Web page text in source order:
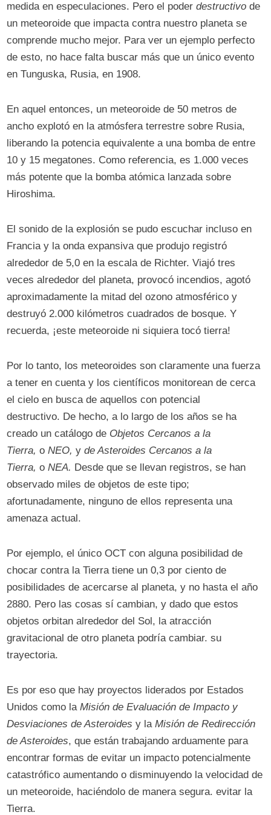
medida en especulaciones. Pero el poderdestructivo de
un meteoroide que impacta contra nuestro planeta se
comprende mucho mejor. Para ver un ejemplo perfecto
de esto, no hace falta buscar más que un único evento
en Tunguska, Rusia, en 1908.
En aquel entonces, un meteoroide de 50 metros de
ancho explotó en la atmósfera terrestre sobre Rusia,
liberando la potencia equivalente a una bomba de entre
10 y 15 megatones. Como referencia, es 1.000 veces
más potente que la bomba atómica lanzada sobre
Hiroshima.
El sonido de la explosión se pudo escuchar incluso en
Francia y la onda expansiva que produjo registró
alrededor de 5,0 en la escala de Richter. Viajó tres
veces alrededor del planeta, provocó incendios, agotó
aproximadamente la mitad del ozono atmosférico y
destruyó 2.000 kilómetros cuadrados de bosque. Y
recuerda, ¡este meteoroide ni siquiera tocó tierra!
Por lo tanto, los meteoroides son claramente una fuerza
a tener en cuenta y los científicos monitorean de cerca
el cielo en busca de aquellos con potencial
destructivo. De hecho, a lo largo de los años se ha
creado un catálogo de Objetos Cercanos a la
Tierra, oNEO, yde Asteroides Cercanos a la
Tierra, oNEA. Desde que se llevan registros, se han
observado miles de objetos de este tipo;
afortunadamente, ninguno de ellos representa una
amenaza actual.
Por ejemplo, el único OCT con alguna posibilidad de
chocar contra la Tierra tiene un 0,3 por ciento de
posibilidades de acercarse al planeta, y no hasta el año
2880. Pero las cosas sí cambian, y dado que estos
objetos orbitan alrededor del Sol, la atracción
gravitacional de otro planeta podría cambiar. su
trayectoria.
Es por eso que hay proyectos liderados por Estados
Unidos como laMisión de Evaluación de Impacto y
Desviaciones de Asteroides y laMisión de Redirección
de Asteroides, que están trabajando arduamente para
encontrar formas de evitar un impacto potencialmente
catastrófico aumentando o disminuyendo la velocidad de
un meteoroide, haciéndolo de manera segura. evitar la
Tierra.